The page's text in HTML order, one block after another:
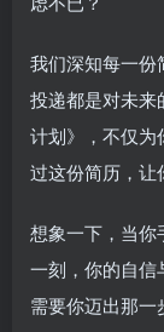
我们深知每一份
投递都是对未来
计划》，不仅为
过这份简历，让
想象一下，当你
一刻，你的自信
需要你迈出那一